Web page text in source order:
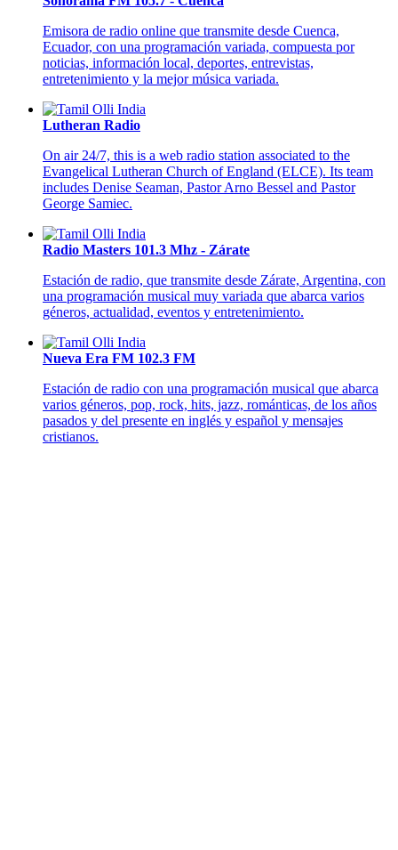
Emisora de radio online que transmite desde Cuenca,
Ecuador, con una programación variada, compuesta por
noticias, información local, deportes, entrevistas,
entretenimiento y la mejor música variada.
Lutheran Radio
On air 24/7, this is a web radio station associated to the
Evangelical Lutheran Church of England (ELCE). Its team
includes Denise Seaman, Pastor Arno Bessel and Pastor
George Samiec.
Radio Masters 101.3 Mhz - Zárate
Estación de radio, que transmite desde Zárate, Argentina, con
una programación musical muy variada que abarca varios
géneros, actualidad, eventos y entretenimiento.
Nueva Era FM 102.3 FM
Estación de radio con una programación musical que abarca
varios géneros, pop, rock, hits, jazz, románticas, de los años
pasados y del presente en inglés y español y mensajes
cristianos.